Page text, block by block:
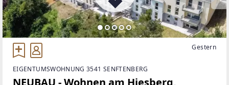
Gestern
EIGENTUMSWOHNUNG 3541 SENFTENBERG
NEUBAU - Wohnen am Hiesberg,